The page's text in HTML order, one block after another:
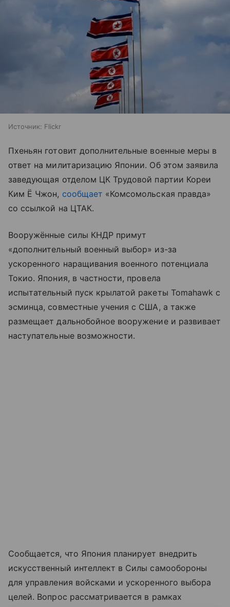
Источник: Flickr
Пхеньян готовит дополнительные военные меры в
ответ на милитаризацию Японии. Об этом заявила
заведующая отделом ЦК Трудовой партии Кореи
Ким Ё Чжон, сообщает «Комсомольская правда»
со ссылкой на ЦТАК.
Вооружённые силы КНДР примут
«дополнительный военный выбор» из-за
ускоренного наращивания военного потенциала
Токио. Япония, в частности, провела
испытательный пуск крылатой ракеты Tomahawk с
эсминца, совместные учения с США, а также
размещает дальнобойное вооружение и развивает
наступательные возможности.
Сообщается, что Япония планирует внедрить
искусственный интеллект в Силы самообороны
для управления войсками и ускоренного выбора
целей. Вопрос рассматривается в рамках